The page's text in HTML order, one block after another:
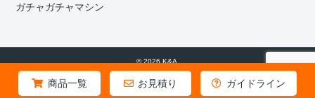
商品一覧 お見積り ガイドライン
ガチャガチャマシン
© 2026 K&A.